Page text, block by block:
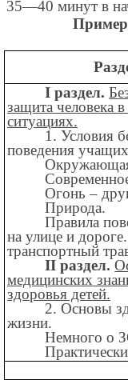
35—40 минут в
I раздел.
защита человека
ситуациях.
1. Условия
поведения
Огонь –
Природа.
Правила
на улице и
транспортный
II раздел.
медицинских
здоровья детей.
2. Основы
жизни.
Немного о